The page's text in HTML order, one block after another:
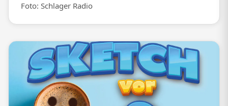
Foto: Schlager Radio